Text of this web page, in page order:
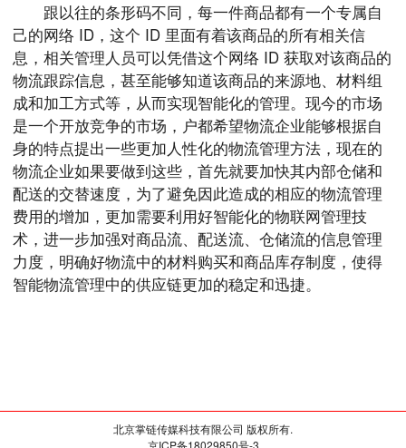
跟以往的条形码不同，每一件商品都有一个专属自
己的网络 ID，这个 ID 里面有着该商品的所有相关信
息，相关管理人员可以凭借这个网络 ID 获取对该商品的
物流跟踪信息，甚至能够知道该商品的来源地、材料组
成和加工方式等，从而实现智能化的管理。现今的市场
是一个开放竞争的市场，户都希望物流企业能够根据自
身的特点提出一些更加人性化的物流管理方法，现在的
物流企业如果要做到这些，首先就要加快其内部仓储和
配送的交替速度，为了避免因此造成的相应的物流管理
费用的增加，更加需要利用好智能化的物联网管理技
术，进一步加强对商品流、配送流、仓储流的信息管理
力度，明确好物流中的材料购买和商品库存制度，使得
智能物流管理中的供应链更加的稳定和迅捷。
北京掌链传媒科技有限公司 版权所有.
京ICP备18029850号-3